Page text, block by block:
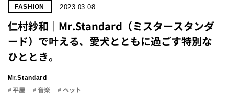
FASHION 2023.03.08
仁村紗和｜Mr.Standard（ミスタースタンダ
ード）で叶える、愛犬とともに過ごす特別な
ひととき。
Mr.Standard
# 平屋 # 音楽 # ペット